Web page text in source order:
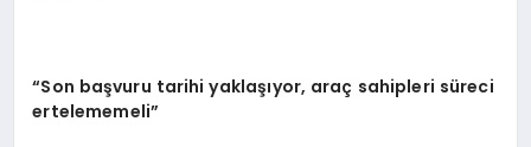
“Son başvuru tarihi yaklaşıyor, araç sahipleri süreci
ertelememeli”